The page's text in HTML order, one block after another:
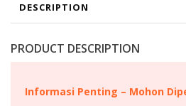
DESCRIPTION
PRODUCT DESCRIPTION
Informasi Penting – Mohon